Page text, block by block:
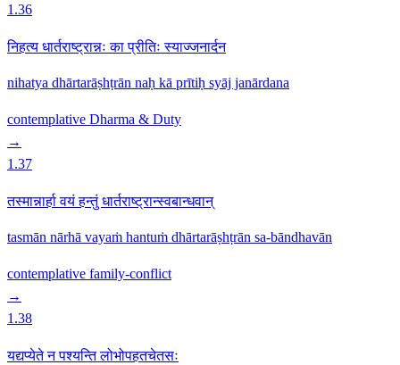
1.36
निहत्य धार्तराष्ट्रान्नः का प्रीतिः स्याज्जनार्दन
nihatya dhārtarāṣhṭrān naḥ kā prītiḥ syāj janārdana
contemplative Dharma & Duty
→
1.37
तस्मान्नार्हा वयं हन्तुं धार्तराष्ट्रान्स्वबान्धवान्
tasmān nārhā vayaṁ hantuṁ dhārtarāṣhṭrān sa-bāndhavān
contemplative family-conflict
→
1.38
यद्यप्येते न पश्यन्ति लोभोपहतचेतसः